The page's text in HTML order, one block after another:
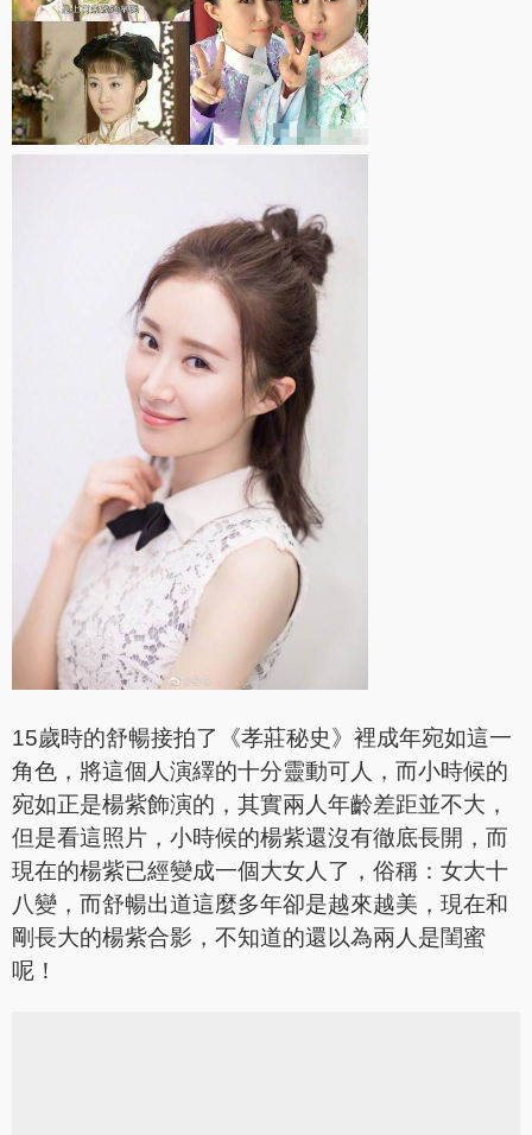
15歲時的舒暢接拍了《孝莊秘史》裡成年宛如這一
角色，將這個人演繹的十分靈動可人，而小時候的
宛如正是楊紫飾演的，其實兩人年齡差距並不大，
但是看這照片，小時候的楊紫還沒有徹底長開，而
現在的楊紫已經變成一個大女人了，俗稱：女大十
八變，而舒暢出道這麼多年卻是越來越美，現在和
剛長大的楊紫合影，不知道的還以為兩人是閨蜜
呢！